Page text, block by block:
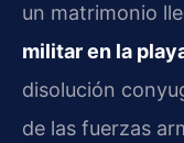
un matrimonio
militar en la
disolución
de las fuerzas